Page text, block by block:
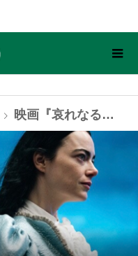
映画『哀れなるものたち』